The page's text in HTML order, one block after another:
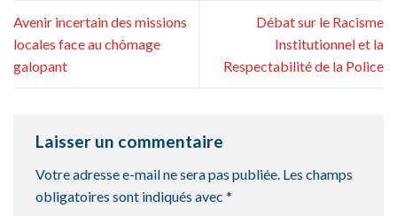
Avenir incertain des missions
locales face au chômage
galopant
Débat sur le Racisme
Institutionnel et la
Respectabilité de la Police
Laisser un commentaire
Votre adresse e-mail ne sera pas publiée. Les champs
obligatoires sont indiqués avec *